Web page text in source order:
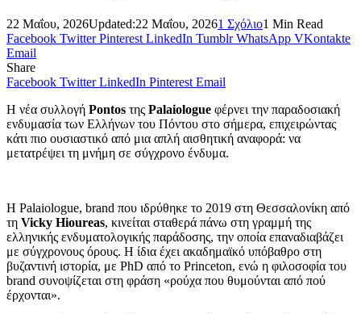
22 Μαΐου, 2026Updated:22 Μαΐου, 20261 Σχόλιο1 Min Read
Facebook Twitter Pinterest LinkedIn Tumblr WhatsApp VKontakte
Email
Share
Facebook Twitter LinkedIn Pinterest Email
Η νέα συλλογή Pontos της Palaiologue φέρνει την παραδοσιακή
ενδυμασία των Ελλήνων του Πόντου στο σήμερα, επιχειρώντας
κάτι πιο ουσιαστικό από μια απλή αισθητική αναφορά: να
μετατρέψει τη μνήμη σε σύγχρονο ένδυμα.
Η Palaiologue, brand που ιδρύθηκε το 2019 στη Θεσσαλονίκη από
τη Vicky Hioureas, κινείται σταθερά πάνω στη γραμμή της
ελληνικής ενδυματολογικής παράδοσης, την οποία επαναδιαβάζει
με σύγχρονους όρους. Η ίδια έχει ακαδημαϊκό υπόβαθρο στη
βυζαντινή ιστορία, με PhD από το Princeton, ενώ η φιλοσοφία του
brand συνοψίζεται στη φράση «ρούχα που θυμούνται από πού
έρχονται».